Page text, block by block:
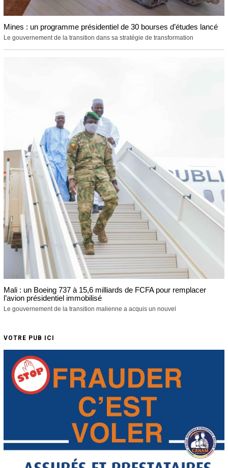
Mines : un programme présidentiel de 30 bourses d’études lancé
Le gouvernement de la transition dans sa stratégie de transformation
Mali : un Boeing 737 à 15,6 milliards de FCFA pour remplacer
l’avion présidentiel immobilisé
Le gouvernement de la transition malienne a acquis un nouvel
VOTRE PUB ICI